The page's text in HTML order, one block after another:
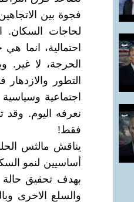
فجوة بين
لحاجات السكان.
احتمالية، انما
الحرجة، لا
التطور
اجتماعية
نعرفه اليوم. وقد
فقط!
يناقش مالثس
أساسيين لنمو
بهدف تحقيق حالة
والسلع الاخرى